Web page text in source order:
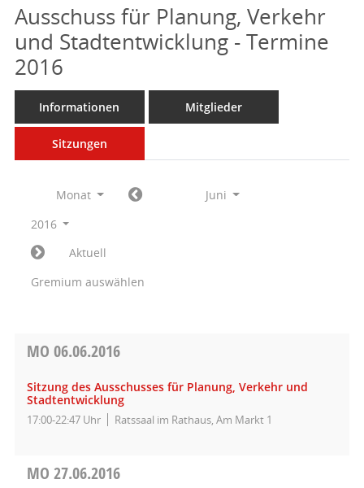
Ausschuss für Planung, Verkehr
und Stadtentwicklung - Termine
2016
Informationen Mitglieder
Sitzungen
Monat
Juni
2016
Aktuell
Gremium auswählen
MO 06.06.2016
Sitzung des Ausschusses für Planung, Verkehr und
Stadtentwicklung
17:00-22:47 Uhr Ratssaal im Rathaus, Am Markt 1
MO 27.06.2016